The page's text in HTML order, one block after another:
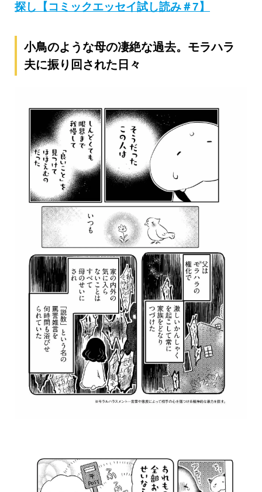
探し【コミックエッセイ試し読み＃7】
小鳥のような母の凄絶な過去。モラハラ
夫に振り回された日々